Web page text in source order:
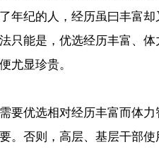
年纪的人，经历虽曰丰富却
只能是，优选经历丰富、体
尤显珍贵。
要优选相对经历丰富而体
。否则，高层、基层干部使